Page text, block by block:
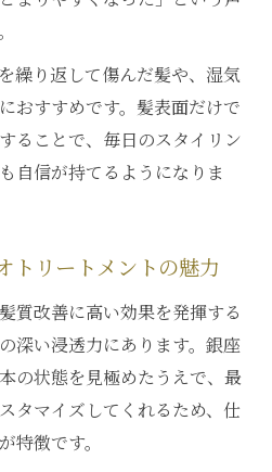
ントで手に入るしっとり
するメテオトリートメン
メテオトリートメントの
ントの口コミと実感ポイ
テオトリートメントの特長
るケア方法を徹底解説
繰り返して傷んだ髪や、湿気
おすすめです。髪表面だけで
ることで、毎日のスタイリン
自信が持てるようになりま
トリートメントの魅力
質改善に高い効果を発揮する
深い浸透力にあります。銀座
の状態を見極めたうえで、最
タマイズしてくれるため、仕
特徴です。